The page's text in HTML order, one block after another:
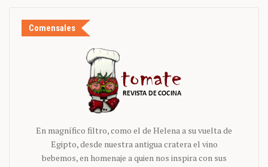
Comensales
En magnífico filtro, como el de Helena a su vuelta de
Egipto, desde nuestra antigua cratera el vino
bebemos, en homenaje a quien nos inspira con sus